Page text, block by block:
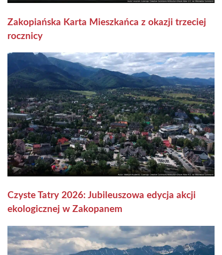
Zakopiańska Karta Mieszkańca z okazji trzeciej
rocznicy
Czyste Tatry 2026: Jubileuszowa edycja akcji
ekologicznej w Zakopanem